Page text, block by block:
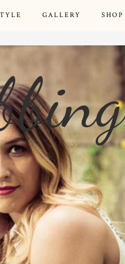
GALLERY SHOP